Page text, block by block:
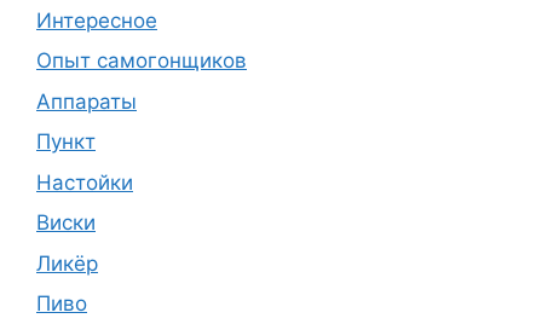
Интересное
Опыт самогонщиков
Аппараты
Пункт
Настойки
Виски
Ликёр
Пиво